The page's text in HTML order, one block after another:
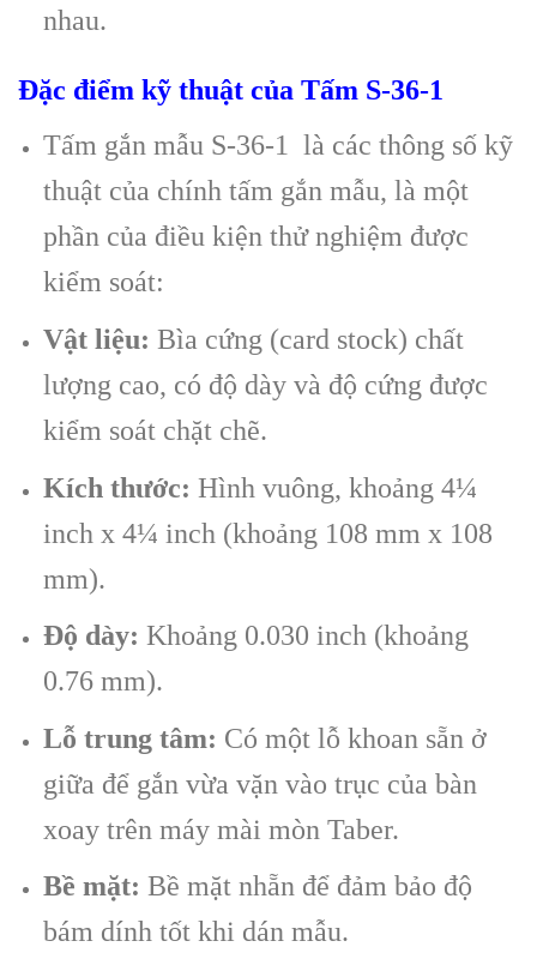
nhau.
Đặc điểm kỹ thuật của Tấm S-36-1
Tấm gắn mẫu S-36-1 là các thông số kỹ
thuật của chính tấm gắn mẫu, là một
phần của điều kiện thử nghiệm được
kiểm soát:
Vật liệu: Bìa cứng (card stock) chất
lượng cao, có độ dày và độ cứng được
kiểm soát chặt chẽ.
Kích thước: Hình vuông, khoảng 4¼
inch x 4¼ inch (khoảng 108 mm x 108
mm).
Độ dày: Khoảng 0.030 inch (khoảng
0.76 mm).
Lỗ trung tâm: Có một lỗ khoan sẵn ở
giữa để gắn vừa vặn vào trục của bàn
xoay trên máy mài mòn Taber.
Bề mặt: Bề mặt nhẵn để đảm bảo độ
bám dính tốt khi dán mẫu.